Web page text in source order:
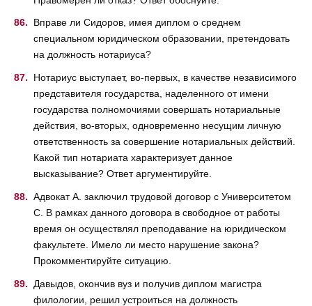
Вправе ли Сидоров, имея диплом о среднем
специальном юридическом образовании, претендовать
на должность нотариуса?
Нотариус выступает, во-первых, в качестве независимого
представителя государства, наделенного от имени
государства полномочиями совершать нотариальные
действия, во-вторых, одновременно несущим личную
ответственность за совершение нотариальных действий.
Какой тип нотариата характеризует данное
высказывание? Ответ аргументируйте.
Адвокат А. заключил трудовой договор с Университетом
С. В рамках данного договора в свободное от работы
время он осуществлял преподавание на юридическом
факультете. Имело ли место нарушение закона?
Прокомментируйте ситуацию.
Давыдов, окончив вуз и получив диплом магистра
филологии, решил устроиться на должность